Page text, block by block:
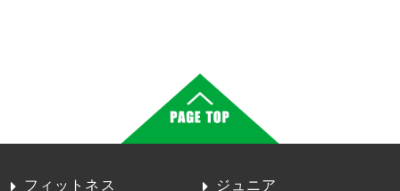
フィットネス ジュニア